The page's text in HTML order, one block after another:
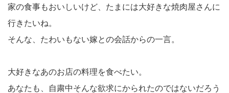
家の食事もおいしいけど、たまには大好きな焼肉屋さんに
行きたいね。
そんな、たわいもない嫁との会話からの一言。
大好きなあのお店の料理を食べたい。
あなたも、自粛中そんな欲求にかられたのではないだろう